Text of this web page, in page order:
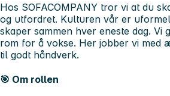
Hos SOFACOMPANY tror vi at du
og utfordret. Kulturen vår er
skaper sammen hver eneste dag.
rom for å vokse. Her jobber vi med
til godt håndverk.
🎯 Om rollen